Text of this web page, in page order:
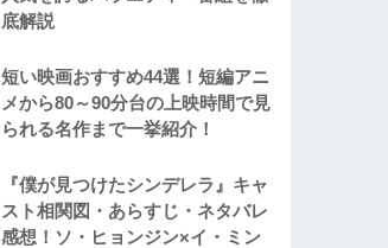
底解説
短い映画おすすめ44選！短編アニ
メから80～90分台の上映時間で見
られる名作まで一挙紹介！
『僕が見つけたシンデレラ』キャ
スト相関図・あらすじ・ネタバレ
感想！ソ・ヒョンジン×イ・ミン